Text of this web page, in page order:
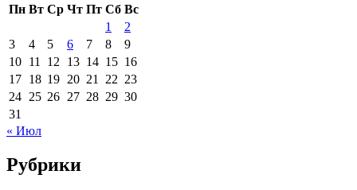
Пн Вт Ср Чт Пт Сб Вс
1
2
3
4 5 6 7 8
9
10 11 12 13 14 15 16
17 18 19 20 21 22 23
24 25 26 27 28 29 30
31
« Июл
Рубрики